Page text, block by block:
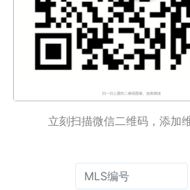
立刻扫描微信二维码，添加